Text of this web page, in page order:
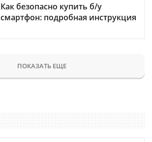
Как безопасно купить б/у
смартфон: подробная инструкция
ПОКАЗАТЬ ЕЩЕ